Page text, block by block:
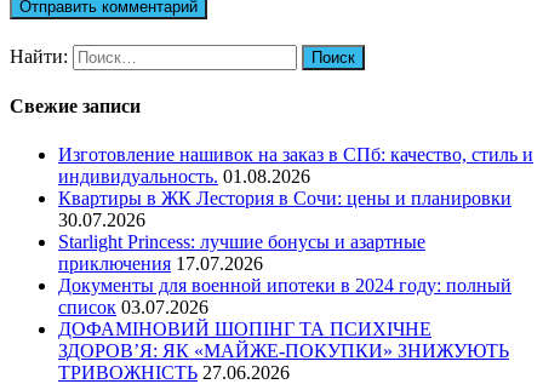
Найти:
Свежие записи
Изготовление нашивок на заказ в СПб: качество, стиль и
индивидуальность. 01.08.2026
Квартиры в ЖК Лестория в Сочи: цены и планировки
30.07.2026
Starlight Princess: лучшие бонусы и азартные
приключения 17.07.2026
Документы для военной ипотеки в 2024 году: полный
список 03.07.2026
ДОФАМІНОВИЙ ШОПІНГ ТА ПСИХІЧНЕ
ЗДОРОВ’Я: ЯК «МАЙЖЕ-ПОКУПКИ» ЗНИЖУЮТЬ
ТРИВОЖНІСТЬ 27.06.2026